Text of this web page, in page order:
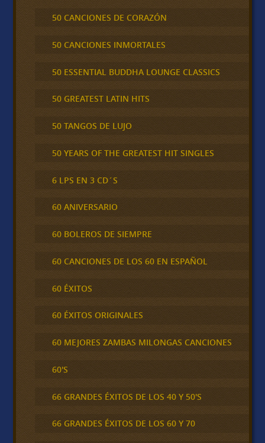
50 CANCIONES DE CORAZÓN
50 CANCIONES INMORTALES
50 ESSENTIAL BUDDHA LOUNGE CLASSICS
50 GREATEST LATIN HITS
50 TANGOS DE LUJO
50 YEARS OF THE GREATEST HIT SINGLES
6 LPS EN 3 CD´S
60 ANIVERSARIO
60 BOLEROS DE SIEMPRE
60 CANCIONES DE LOS 60 EN ESPAÑOL
60 ÉXITOS
60 ÉXITOS ORIGINALES
60 MEJORES ZAMBAS MILONGAS CANCIONES
60'S
66 GRANDES ÉXITOS DE LOS 40 Y 50'S
66 GRANDES ÉXITOS DE LOS 60 Y 70